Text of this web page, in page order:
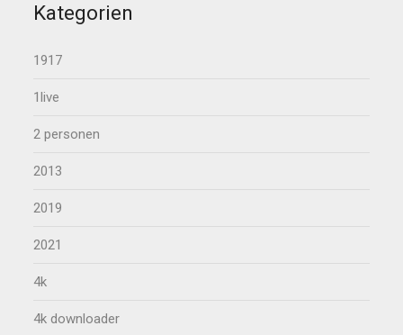
Kategorien
1917
1live
2 personen
2013
2019
2021
4k
4k downloader